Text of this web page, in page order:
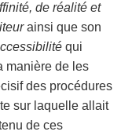
de réalité et
ainsi que son
qui
manière de les
des procédures
sur laquelle allait
de ces